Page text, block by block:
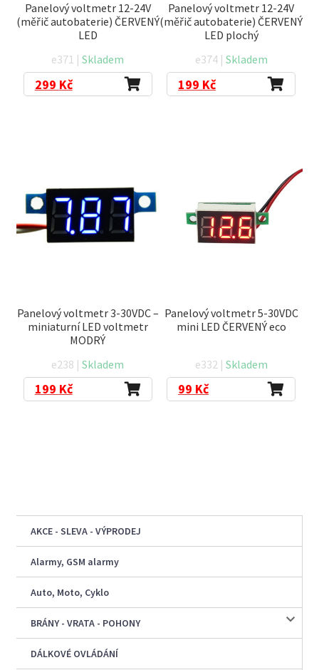
Panelový voltmetr 12-24V
(měřič autobaterie) ČERVENÝ
LED
e371 |Skladem
299 Kč
Panelový voltmetr 12-24V
(měřič autobaterie) ČERVENÝ
LED plochý
e374 | Skladem
199 Kč
Panelový voltmetr 3-30VDC –
miniaturní LED voltmetr
MODRÝ
e238 |Skladem
199 Kč
Panelový voltmetr 5-30VDC
mini LED ČERVENÝ eco
e332 | Skladem
99 Kč
AKCE - SLEVA - VÝPRODEJ
Alarmy, GSM alarmy
Auto, Moto, Cyklo
BRÁNY - VRATA - POHONY
DÁLKOVÉ OVLÁDÁNÍ